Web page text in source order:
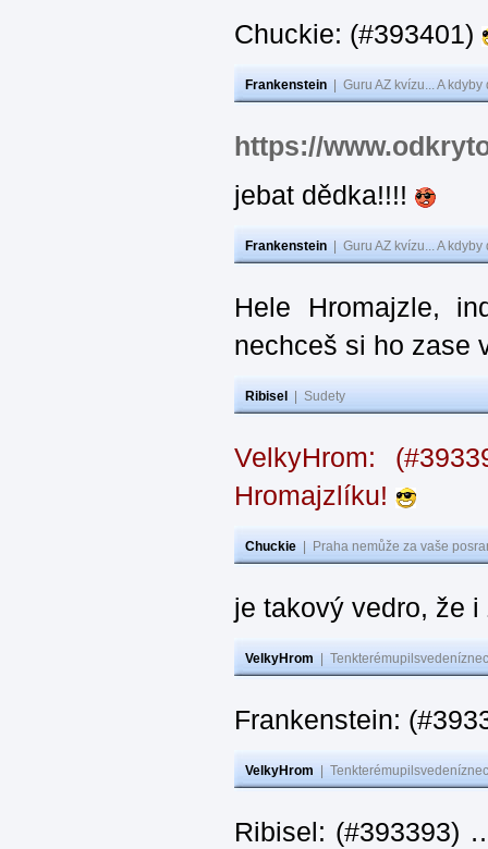
Chuckie: (#393401)
Frankenstein Guru AZ kvízu... A
https://
jebat dědka!!!!
Frankenstein Guru AZ kvízu... A
Hele Hromajzle,
nechceš si ho zase
Ribisel Sudety
VelkyHrom:
Hromajzlíku!
Chuckie Praha nemůže za vaše
je takový vedro, že
VelkyHrom
Frankenstein:
VelkyHrom
Ribisel: (#393393)